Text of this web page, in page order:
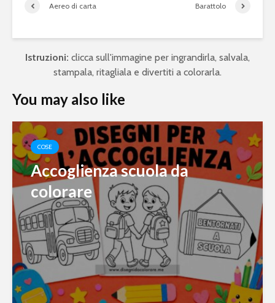
Aereo di carta Barattolo
Istruzioni: clicca sull'immagine per ingrandirla, salvala,
stampala, ritagliala e divertiti a colorarla.
You may also like
COSE
Accoglienza scuola da
colorare